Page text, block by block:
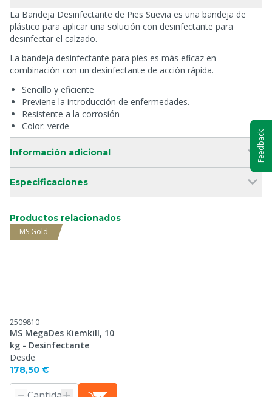
La Bandeja Desinfectante de Pies Suevia es una bandeja de
plástico para aplicar una solución con desinfectante para
desinfectar el calzado.
La bandeja desinfectante para pies es más eficaz en
combinación con un desinfectante de acción rápida.
Sencillo y eficiente
Previene la introducción de enfermedades.
Resistente a la corrosión
Color: verde
Información adicional
Especificaciones
Productos relacionados
MS Gold
2509810
MS MegaDes Kiemkill, 10
kg - Desinfectante
Desde
178,50 €
Feedback